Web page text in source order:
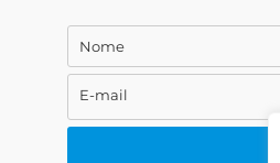
Nome
Nome
E-
mail
E-mail